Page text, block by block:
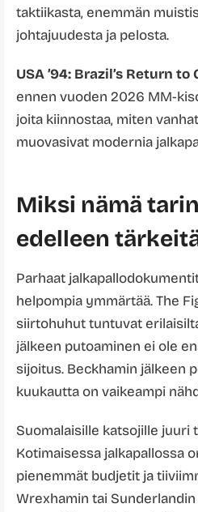
taktiikasta, enemmän
johtajuudesta ja pelosta.
USA ’94: Brazil’s Return to
ennen vuoden 2026 MM-
joita kiinnostaa, miten
muovasivat modernia
Miksi nämä
edelleen
Parhaat
helpompia ymmärtää. The
siirtohuhut tuntuvat
jälkeen putoaminen ei ole
sijoitus. Beckhamin jälkeen
kuukautta on vaikeampi
Suomalaisille katsojille juuri
Kotimaisessa jalkapallossa
pienemmät budjetit ja
Wrexhamin tai